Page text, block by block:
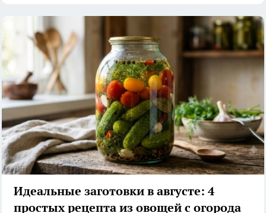
Идеальные заготовки в августе: 4
простых рецепта из овощей с огорода